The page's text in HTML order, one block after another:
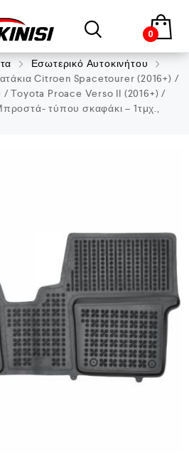
0
Εσωτερικό Αυτοκινήτου
Citroen Spacetourer (2016+) /
/ Toyota Proace Verso II (2016+) /
τύπου σκαφάκι – 1τμχ.,